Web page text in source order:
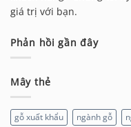
giá trị với bạn.
Phản hồi gần đây
Mây thẻ
gỗ xuất khẩu ngành gỗ